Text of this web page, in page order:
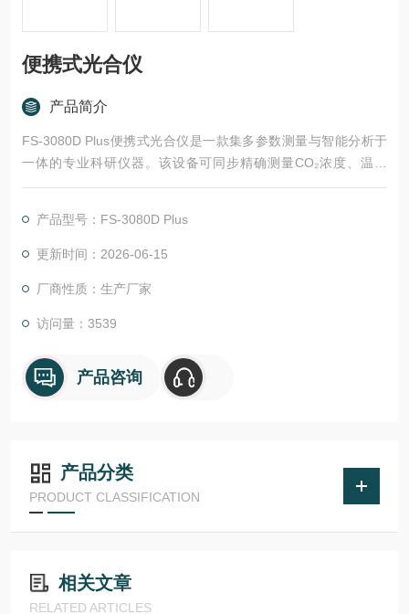
便携式光合仪
产品简介
FS-3080D Plus便携式光合仪是一款集多参数测量与智能分析于
一体的专业科研仪器。该设备可同步精确测量CO₂浓度、温湿
度、光合有效辐射、气体流量及大气压力等关键环境参数，并自
用率等16项核心生理生态指标。
产品型号：FS-3080D Plus
更新时间：2026-06-15
厂商性质：生产厂家
访问量：3539
产品咨询
产品分类
PRODUCT CLASSIFICATION
相关文章
RELATED ARTICLES